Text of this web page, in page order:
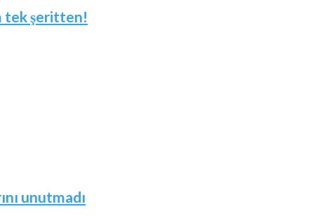
tek şeritten!
unutmadı